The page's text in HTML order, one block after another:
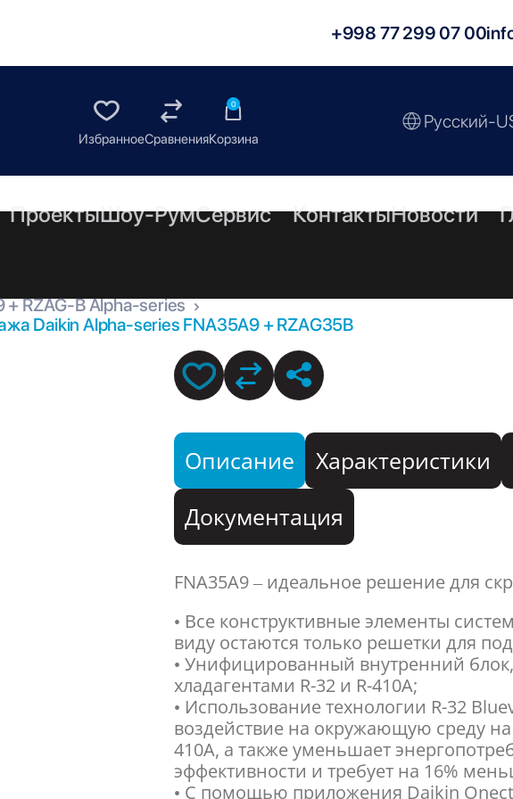
+998 77 299 07 00
0
Русский-
ПроектыШоу-РумСервис КонтактыНовости
+ RZAG-B Alpha-series
Daikin Alpha-series FNA35A9 + RZAG35B
Описание Характеристики
Документация
FNA35A9 – идеальное решение для
• Все конструктивные элементы
виду остаются только решетки для
• Унифицированный внутренний
хладагентами R-32 и R-410A;
• Использование технологии R-32
воздействие на окружающую среду
410A, а также уменьшает
эффективности и требует на 16%
• С помощью приложения Daikin